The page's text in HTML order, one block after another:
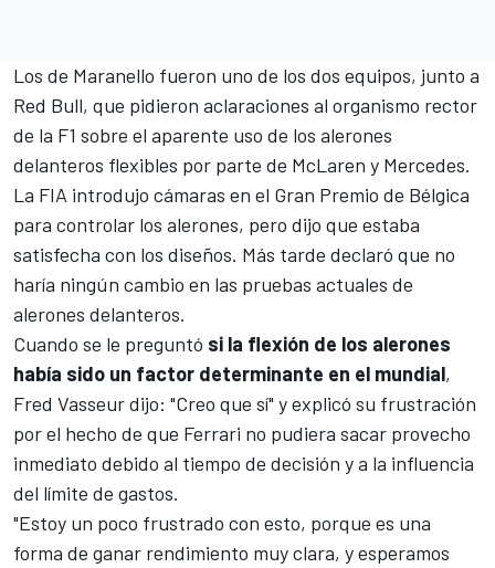
Los de Maranello fueron uno de los dos equipos, junto a
Red Bull, que pidieron aclaraciones al organismo rector
de la F1 sobre el aparente uso de los alerones
delanteros flexibles por parte de McLaren y Mercedes.
La FIA introdujo cámaras en el Gran Premio de Bélgica
para controlar los alerones, pero dijo que estaba
satisfecha con los diseños. Más tarde declaró que no
haría ningún cambio en las pruebas actuales de
alerones delanteros.
Cuando se le preguntó si la flexión de los alerones
había sido un factor determinante en el mundial,
Fred Vasseur dijo: "Creo que sí" y explicó su frustración
por el hecho de que Ferrari no pudiera sacar provecho
inmediato debido al tiempo de decisión y a la influencia
del límite de gastos.
"Estoy un poco frustrado con esto, porque es una
forma de ganar rendimiento muy clara, y esperamos